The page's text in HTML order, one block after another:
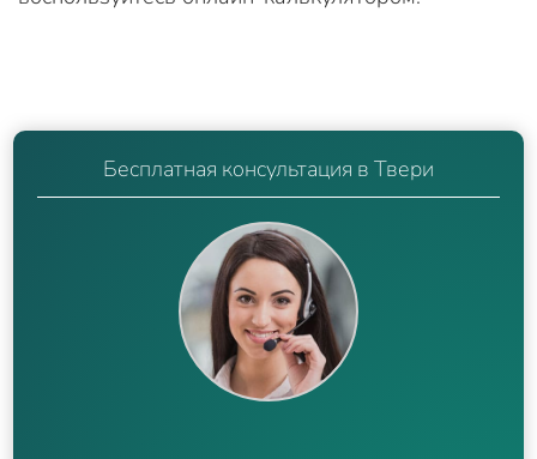
Бесплатная консультация в Твери